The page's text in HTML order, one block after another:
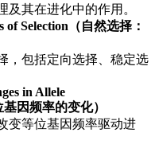
及其在进化中的作用。
of Selection（自然选择：
，包括定向选择、稳定选
in Allele
因频率的变化）
变等位基因频率驱动进